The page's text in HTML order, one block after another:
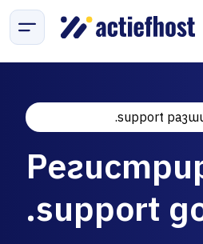
.support
.support